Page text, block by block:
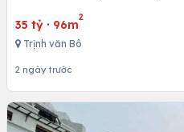
35 tỷ · 96m
2
Trịnh văn Bô
2 ngày trước